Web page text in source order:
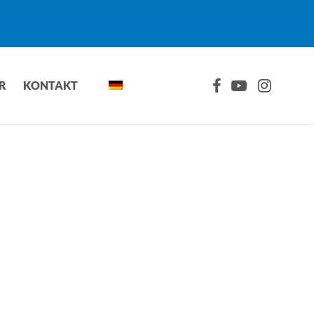
KONTAKT FACEBOOK
YOUTUBE